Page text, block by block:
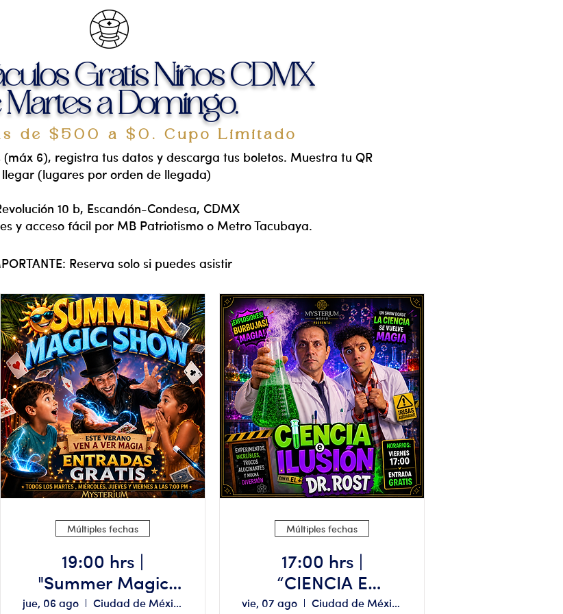
Gratis Niños CDMX
a Domingo.
de $500 a $0. Cupo Limitado
6), registra tus datos y descarga tus boletos. Muestra tu QR
(lugares por orden de llegada)
10 b, Escandón-Condesa, CDMX
y acceso fácil por MB Patriotismo o Metro Tacubaya.
Reserva solo si puedes asistir
Múltiples fechas
19:00 hrs |
"Summer Magic
Show" Aforo
jue, 06 ago
Ciudad de México
Múltiples fechas
17:00 hrs |
“CIENCIA E
ILUSION CON EL
vie, 07 ago
Ciudad de México